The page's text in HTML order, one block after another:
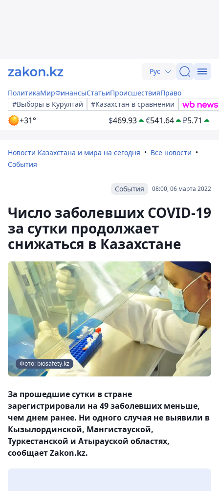
Рус
ПолитикаМирФинансыСтатьиПроисшествияПраво
#Выборы в Курултай
#Казахстан в сравнении
+31° $469.93 €541.64 ₽5.71
Новости Казахстана и мира на сегодня
Все новости
События
08:00, 06 марта 2022
События
Число заболевших COVID-19
за сутки продолжает
снижаться в Казахстане
Фото: biosafety.kz
За прошедшие сутки в стране
зарегистрировали на 49 заболевших меньше,
чем днем ранее. Ни одного случая не выявили в
Кызылординской, Мангистауской,
Туркестанской и Атырауской областях,
сообщает Zakon.kz.